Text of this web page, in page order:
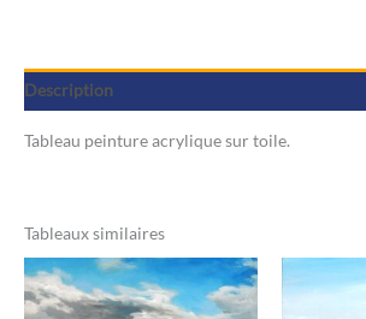
Description
Tableau peinture acrylique sur toile.
Tableaux similaires